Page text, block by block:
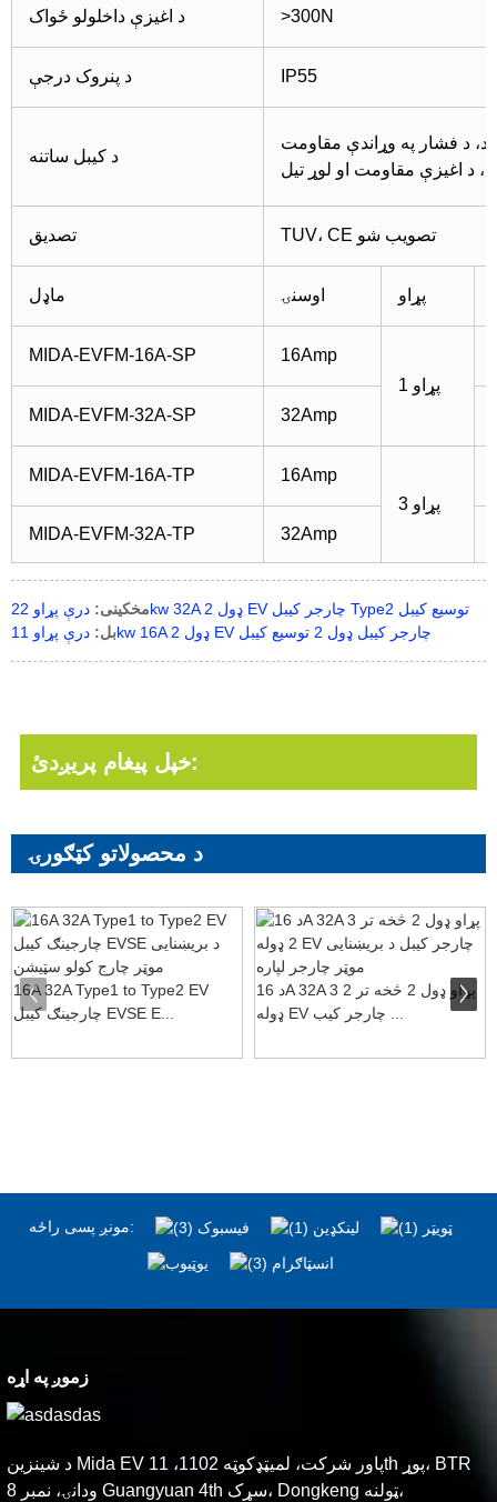
د اغیزې داخلولو ځواک >300N
د پنروک درجې IP55
د کیبل ساتنه
د اغیزې مقاومت او لوړ تیل
تصدیق TUV، CE تصویب شو
ماډل اوسنۍ پړاو
MIDA-EVFM-16A-SP
16Amp
1 پړاو
MIDA-EVFM-32A-SP 32Amp
MIDA-EVFM-16A-TP
16Amp
3 پړاو
MIDA-EVFM-32A-TP 32Amp
مخکینی:
درې پړاو 22kw 32A ډول 2 EV چارجر کیبل Type2 توسیع کیبل
بل:
درې پړاو 11kw 16A ډول 2 EV چارجر کیبل ډول 2 توسیع کیبل
خپل پیغام پریږدئ:
د محصولاتو کټګورۍ
16A 32A Type1 to Type2 EV
چارجینګ کیبل EVSE E...
د 16A 32A 3 پړاو ډول 2 څخه تر 2
مونږ پسی راځه:
زموږ په اړه
د شینزین Mida EV پاور شرکت، لمیټډکوټه 1102، 11th پوړ، BTR
ودانۍ، نمبر 8 Guangyuan 4th سړک، Dongkeng ټولنه،